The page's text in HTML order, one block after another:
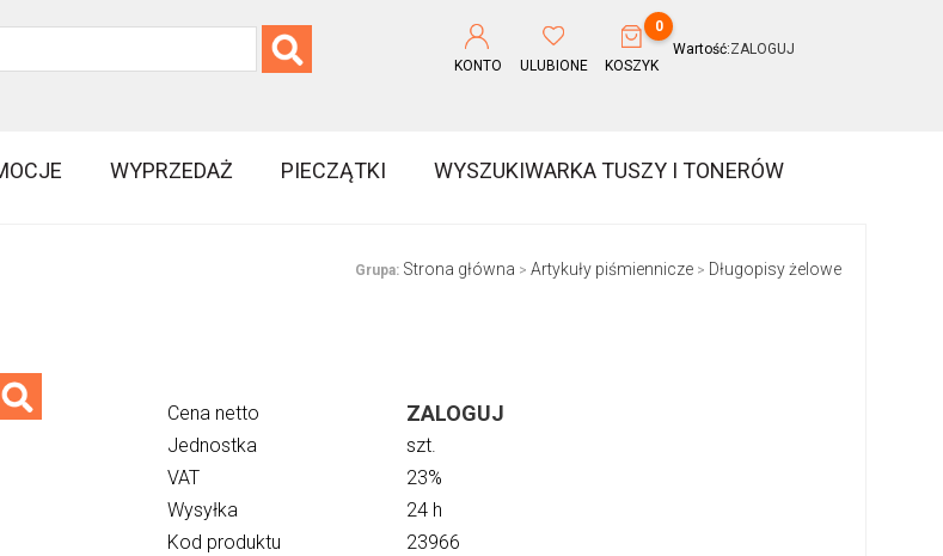
KONTO ULUBIONE
0
KOSZYK
Wartość:ZALOGUJ
WYPRZEDAŻ PIECZĄTKI WYSZUKIWARKA TUSZY I TONERÓW
Grupa: Strona główna > Artykuły piśmiennicze> Długopisy żelowe
Cena netto ZALOGUJ
Jednostka
szt.
VAT
23%
Wysyłka
24 h
Kod produktu
23966